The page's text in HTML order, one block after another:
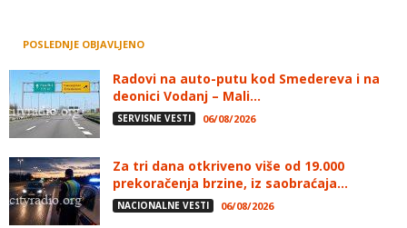
POSLEDNJE OBJAVLJENO
Radovi na auto-putu kod Smedereva i na
deonici Vodanj – Mali...
SERVISNE VESTI 06/08/2026
Za tri dana otkriveno više od 19.000
prekoračenja brzine, iz saobraćaja...
NACIONALNE VESTI 06/08/2026